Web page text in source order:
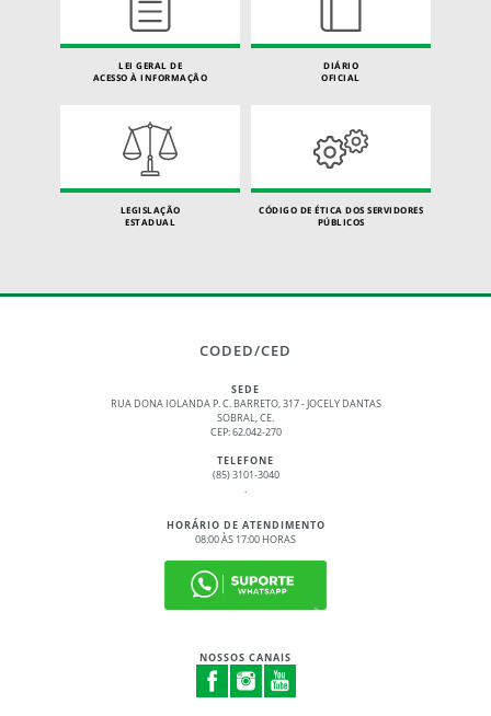
LEI GERAL DE
ACESSO À INFORMAÇÃO
DIÁRIO
OFICIAL
LEGISLAÇÃO
ESTADUAL
CÓDIGO DE ÉTICA DOS SERVIDORES
PÚBLICOS
CODED/CED
SEDE
RUA DONA IOLANDA P. C. BARRETO, 317 - JOCELY DANTAS
SOBRAL, CE.
CEP: 62.042-270
TELEFONE
(85) 3101-3040
.
HORÁRIO DE ATENDIMENTO
08:00 ÀS 17:00 HORAS
NOSSOS CANAIS